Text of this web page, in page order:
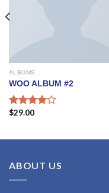
ALBUMS
WOO ALBUM #2
Rated
$29.00
ABOUT US